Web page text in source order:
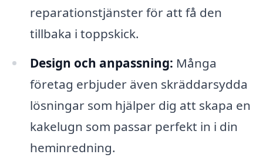
reparationstjänster för att få den
tillbaka i toppskick.
Design och anpassning: Många
företag erbjuder även skräddarsydda
lösningar som hjälper dig att skapa en
kakelugn som passar perfekt in i din
heminredning.